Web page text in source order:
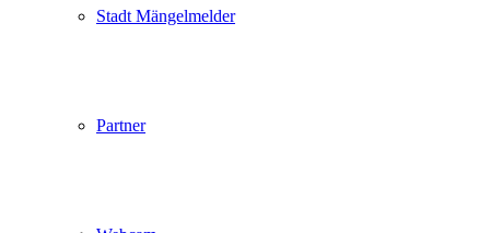
Stadt Mängelmelder
Partner